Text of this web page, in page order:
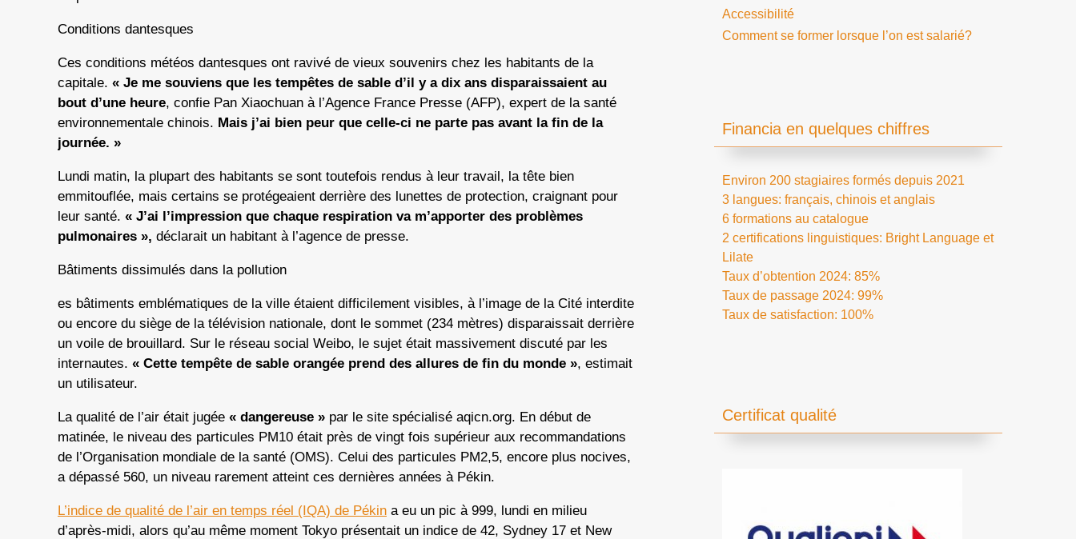
Conditions dantesques
Ces conditions météos dantesques ont ravivé de vieux souvenirs chez les habitants de la
capitale. « Je me souviens que les tempêtes de sable d’il y a dix ans disparaissaient au
bout d’une heure, confie Pan Xiaochuan à l’Agence France Presse (AFP), expert de la santé
environnementale chinois. Mais j’ai bien peur que celle-ci ne parte pas avant la fin de la
journée. »
Lundi matin, la plupart des habitants se sont toutefois rendus à leur travail, la tête bien
emmitouflée, mais certains se protégeaient derrière des lunettes de protection, craignant pour
leur santé. « J’ai l’impression que chaque respiration va m’apporter des problèmes
pulmonaires », déclarait un habitant à l’agence de presse.
Bâtiments dissimulés dans la pollution
es bâtiments emblématiques de la ville étaient difficilement visibles, à l’image de la Cité interdite
ou encore du siège de la télévision nationale, dont le sommet (234 mètres) disparaissait derrière
un voile de brouillard. Sur le réseau social Weibo, le sujet était massivement discuté par les
internautes. « Cette tempête de sable orangée prend des allures de fin du monde », estimait
un utilisateur.
La qualité de l’air était jugée « dangereuse » par le site spécialisé aqicn.org. En début de
matinée, le niveau des particules PM10 était près de vingt fois supérieur aux recommandations
de l’Organisation mondiale de la santé (OMS). Celui des particules PM2,5, encore plus nocives,
a dépassé 560, un niveau rarement atteint ces dernières années à Pékin.
L’indice de qualité de l’air en temps réel (IQA) de Pékin a eu un pic à 999, lundi en milieu
d’après-midi, alors qu’au même moment Tokyo présentait un indice de 42, Sydney 17 et New
Accessibilité
Comment se former lorsque l’on est salarié?
Financia en quelques chiffres
Environ 200 stagiaires formés depuis 2021
3 langues: français, chinois et anglais
6 formations au catalogue
2 certifications linguistiques: Bright Language et
Lilate
Taux d’obtention 2024: 85%
Taux de passage 2024: 99%
Taux de satisfaction: 100%
Certificat qualité